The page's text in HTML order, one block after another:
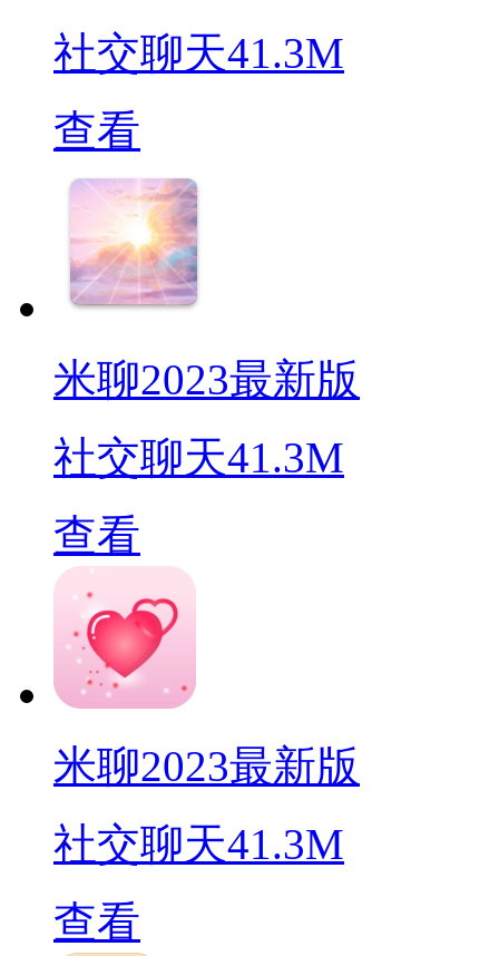
社交聊天41.3M
查看
米聊2023最新版
社交聊天41.3M
查看
米聊2023最新版
社交聊天41.3M
查看